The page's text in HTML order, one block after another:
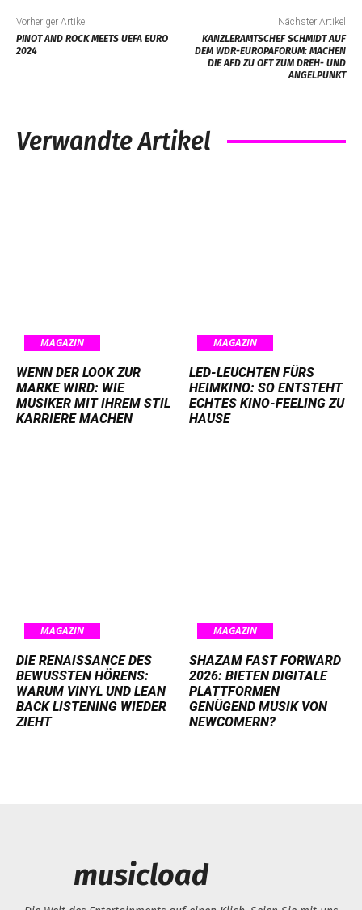
Vorheriger Artikel
PINOT AND ROCK MEETS UEFA EURO
2024
Nächster Artikel
KANZLERAMTSCHEF SCHMIDT AUF
DEM WDR-EUROPAFORUM: MACHEN
DIE AFD ZU OFT ZUM DREH- UND
ANGELPUNKT
Verwandte Artikel
MAGAZIN
WENN DER LOOK ZUR
MARKE WIRD: WIE
MUSIKER MIT IHREM STIL
KARRIERE MACHEN
MAGAZIN
LED-LEUCHTEN FÜRS
HEIMKINO: SO ENTSTEHT
ECHTES KINO-FEELING ZU
HAUSE
MAGAZIN
DIE RENAISSANCE DES
BEWUSSTEN HÖRENS:
WARUM VINYL UND LEAN
BACK LISTENING WIEDER
ZIEHT
MAGAZIN
SHAZAM FAST FORWARD
2026: BIETEN DIGITALE
PLATTFORMEN
GENÜGEND MUSIK VON
NEWCOMERN?
musicload